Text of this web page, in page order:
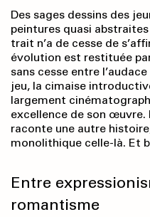
Des sages dessins des
peintures quasi abstraites
trait n’a de cesse de
évolution est restituée
sans cesse entre
jeu, la cimaise
largement
excellence de son œuvre.
raconte une autre
monolithique celle-là. Et
Entre
romantisme